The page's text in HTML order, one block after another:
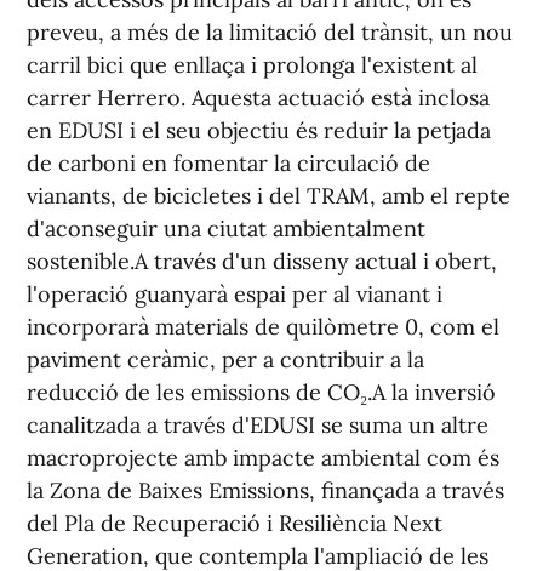
preveu, a més de la limitació del trànsit, un nou
carril bici que enllaça i prolonga l'existent al
carrer Herrero. Aquesta actuació està inclosa
en EDUSI i el seu objectiu és reduir la petjada
de carboni en fomentar la circulació de
vianants, de bicicletes i del TRAM, amb el repte
d'aconseguir una ciutat ambientalment
sostenible.A través d'un disseny actual i obert,
l'operació guanyarà espai per al vianant i
incorporarà materials de quilòmetre 0, com el
paviment ceràmic, per a contribuir a la
reducció de les emissions de CO₂.A la inversió
canalitzada a través d'EDUSI se suma un altre
macroprojecte amb impacte ambiental com és
la Zona de Baixes Emissions, finançada a través
del Pla de Recuperació i Resiliència Next
Generation, que contempla l'ampliació de les